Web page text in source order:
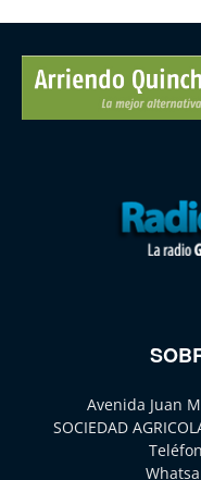
Avenida Juan
SOCIEDAD